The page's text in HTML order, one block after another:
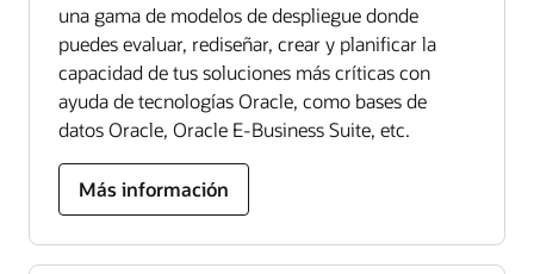
una gama de modelos de despliegue donde
puedes evaluar, rediseñar, crear y planificar la
capacidad de tus soluciones más críticas con
ayuda de tecnologías Oracle, como bases de
datos Oracle, Oracle E-Business Suite, etc.
Más información